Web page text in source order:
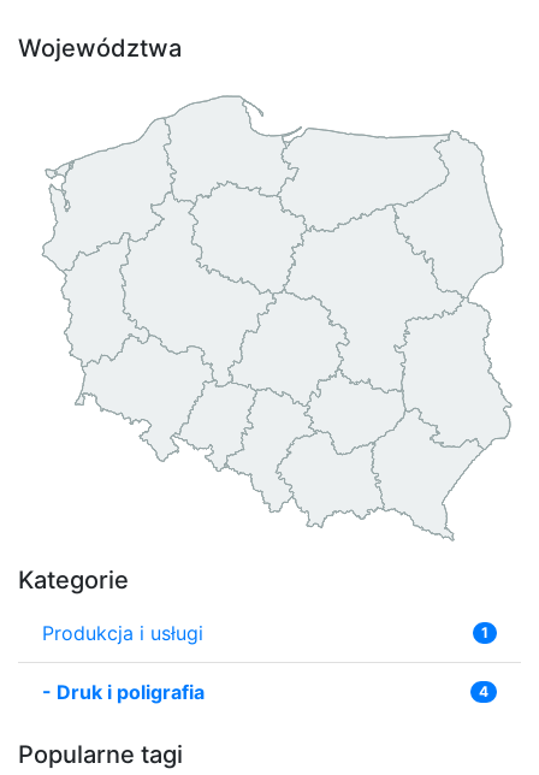
Województwa
Kategorie
Produkcja i usługi 1
- Druk i poligrafia 4
Popularne tagi